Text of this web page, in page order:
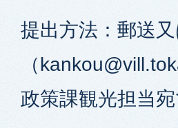
提出方法：郵送
（
政策課観光担当宛